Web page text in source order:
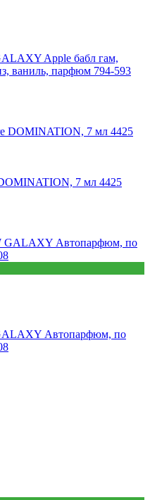
Apple бабл гам,
ваниль, парфюм 794-593
7 мл 4425
Автопарфюм, по